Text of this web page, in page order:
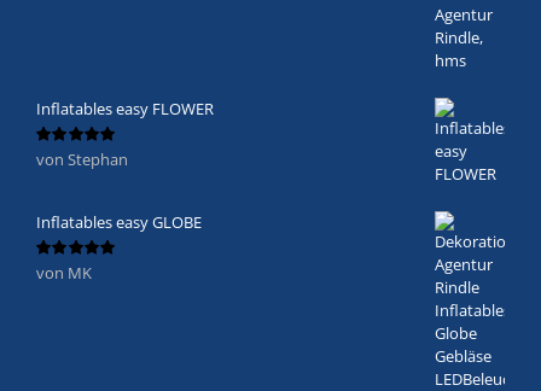
Inflatables easy FLOWER
Bewertet
von 5
von Stephan
Inflatables easy GLOBE
Bewertet
von MK